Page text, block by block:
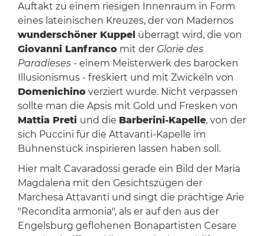
Auftakt zu einem riesigen Innenraum in Form
eines lateinischen Kreuzes, der von Madernos
wunderschöner Kuppel überragt wird, die von
Giovanni Lanfrancomit derGlorie des
Paradieses- einem Meisterwerk des barocken
Illusionismus - freskiert und mit Zwickeln von
Domenichinoverziert wurde. Nicht verpassen
sollte man die Apsis mit Gold und Fresken von
Mattia Preti und die Barberini-Kapelle, von der
sich Puccini für die Attavanti-Kapelle im
Bühnenstück inspirieren lassen haben soll.
Hier malt Cavaradossi gerade ein Bild der Maria
Magdalena mit den Gesichtszügen der
Marchesa Attavanti und singt die prächtige Arie
"Recondita armonia", als er auf den aus der
Engelsburg geflohenen Bonapartisten Cesare